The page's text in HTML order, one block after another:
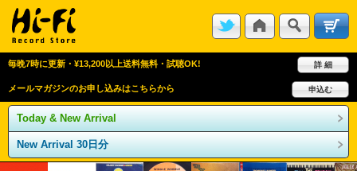
毎晩7時に更新・¥13,200以上送料無料・試聴OK! 詳 細
メールマガジンのお申し込みはこちらから 申込む
Today & New Arrival
New Arrival 30日分